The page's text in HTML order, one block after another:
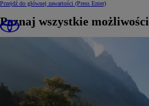
Przejdź do głównej zawartości (Press Enter)
Poznaj wszystkie możliwości